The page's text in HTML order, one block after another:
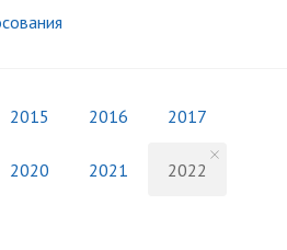
2015 2016 2017
2020 2021 2022